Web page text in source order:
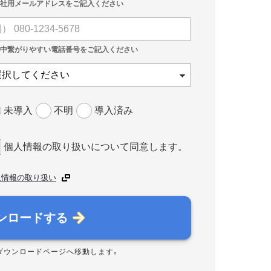
未導入 不明 導入済み
個人情報の取り扱いについて同意します。
報の取り扱い
ロードする
ウンロードページへ移動します。